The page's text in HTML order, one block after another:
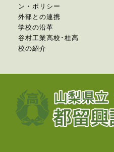
ン・ポリシー
外部との連携
学校の沿革
谷村工業高校･桂高
校の紹介